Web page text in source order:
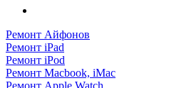
Ремонт Айфонов
Ремонт iPad
Ремонт iPod
Ремонт Macbook, iMac